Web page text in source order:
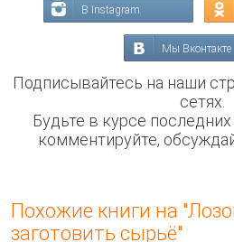
В Instagram
Мы Вконтакте
Подписывайтесь на наши
сетях.
Будьте в курсе
комментируйте,
Похожие книги на
заготовить сырьё"